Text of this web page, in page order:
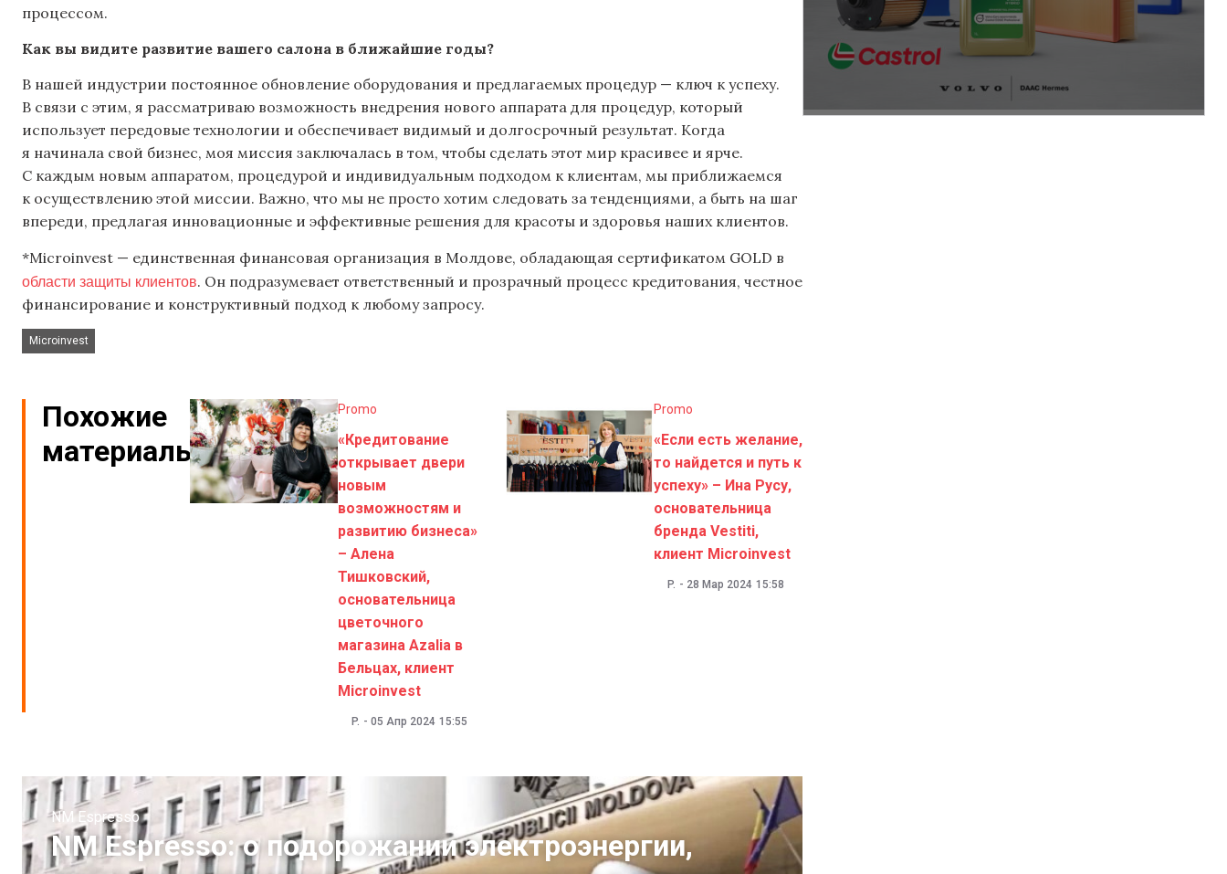
процессом.
Как вы видите развитие вашего салона в ближайшие годы?
В нашей индустрии постоянное обновление оборудования и предлагаемых процедур — ключ к успеху.
В связи с этим, я рассматриваю возможность внедрения нового аппарата для процедур, который
использует передовые технологии и обеспечивает видимый и долгосрочный результат. Когда
я начинала свой бизнес, моя миссия заключалась в том, чтобы сделать этот мир красивее и ярче.
С каждым новым аппаратом, процедурой и индивидуальным подходом к клиентам, мы приближаемся
к осуществлению этой миссии. Важно, что мы не просто хотим следовать за тенденциями, а быть на шаг
впереди, предлагая инновационные и эффективные решения для красоты и здоровья наших клиентов.
*Microinvest — единственная финансовая организация в Молдове, обладающая сертификатом GOLD в
области защиты клиентов. Он подразумевает ответственный и прозрачный процесс кредитования, честное
финансирование и конструктивный подход к любому запросу.
Microinvest
Похожие
материалы
Promo
«Кредитование
открывает двери
новым
возможностям и
развитию бизнеса»
– Алена
Тишковский,
основательница
цветочного
магазина Azalia в
Бельцах, клиент
Microinvest
P. - 05 Апр 2024 15:55
Promo
«Если есть желание,
то найдется и путь к
успеху» – Ина Русу,
основательница
бренда Vestiti,
клиент Microinvest
P. - 28 Мар 2024 15:58
NM Espresso
NM Espresso: о подорожании электроэнергии,